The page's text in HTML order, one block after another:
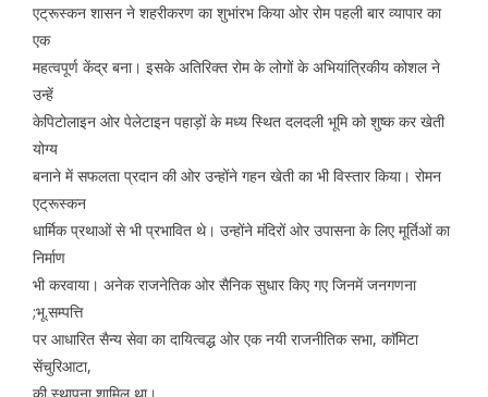
एट्रूस्कन शासन ने शहरीकरण का शुभांरभ किया ओर रोम पहली बार व्यापार का
एक
महत्वपूर्ण केंद्र बना। इसके अतिरिक्त रोम के लोगों के अभियांत्रिकीय कोशल ने
उन्हें
केपिटोलाइन ओर पेलेटाइन पहाड़ों के मध्य स्थित दलदली भूमि को शुष्क कर खेती
योग्य
बनाने में सफलता प्रदान की ओर उन्होंने गहन खेती का भी विस्तार किया। रोमन
एट्रूस्कन
धार्मिक प्रथाओं से भी प्रभावित थे। उन्होंने मंदिरों ओर उपासना के लिए मूर्तिओं का
निर्माण
भी करवाया। अनेक राजनेतिक ओर सैनिक सुधार किए गए जिनमें जनगणना
;भू.सम्पत्ति
पर आधारित सैन्य सेवा का दायित्वद्ध ओर एक नयी राजनीतिक सभा, काॅमिटा
सेंचुरिआटा,